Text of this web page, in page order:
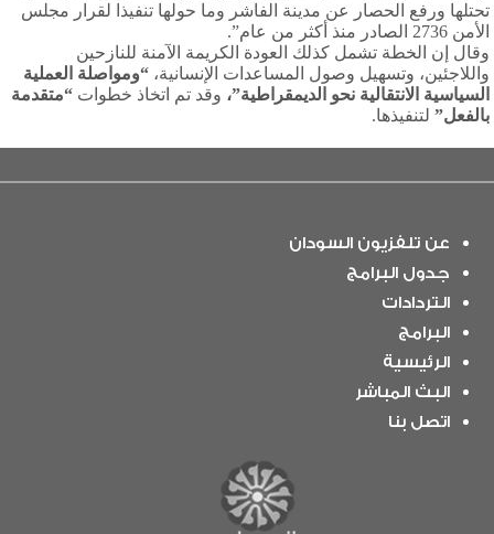
تحتلها ورفع الحصار عن مدينة الفاشر وما حولها تنفيذا لقرار مجلس
الأمن 2736 الصادر منذ أكثر من عام”.
وقال إن الخطة تشمل كذلك العودة الكريمة الآمنة للنازحين
واللاجئين، وتسهيل وصول المساعدات الإنسانية،“ومواصلة العملية
السياسية الانتقالية نحو الديمقراطية”، وقد تم اتخاذ خطوات“متقدمة
بالفعل” لتنفيذها.
عن تلفزيون السودان
جدول البرامج
التردادات
البرامج
الرئيسية
البث المباشر
اتصل بنا